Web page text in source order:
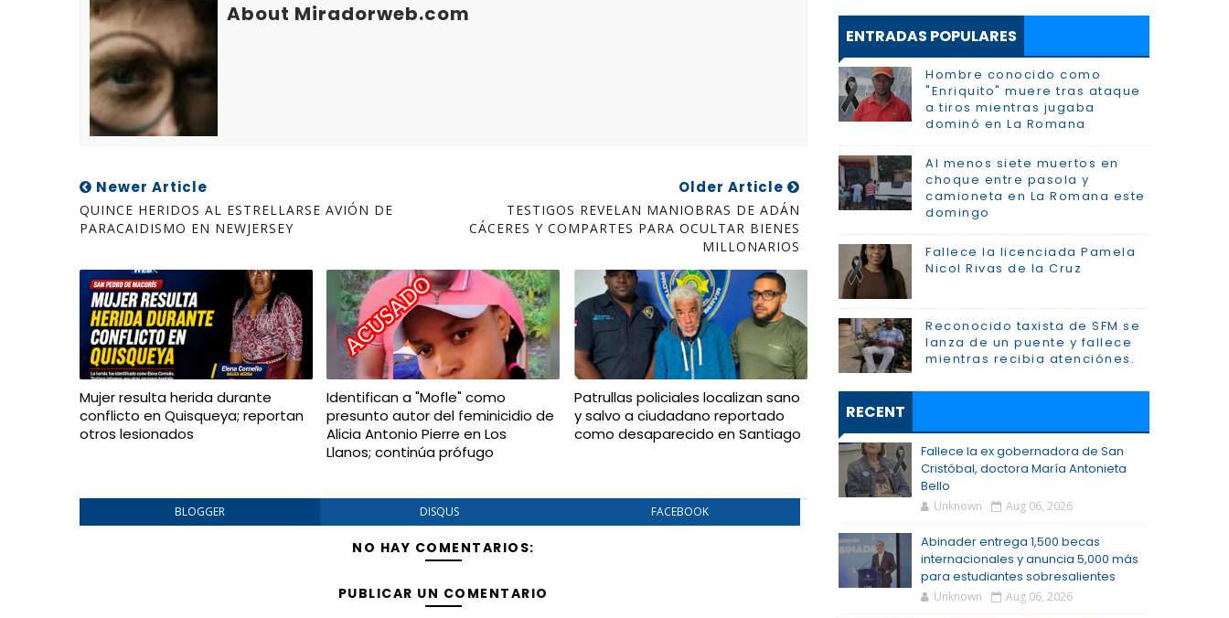
About Miradorweb.com
Newer Article
QUINCE HERIDOS AL ESTRELLARSE AVIÓN DE
PARACAIDISMO EN NEWJERSEY
Older Article
TESTIGOS REVELAN MANIOBRAS DE ADÁN
CÁCERES Y COMPARTES PARA OCULTAR BIENES
MILLONARIOS
Mujer resulta herida durante
conflicto en Quisqueya; reportan
otros lesionados
Identifican a "Mofle" como
presunto autor del feminicidio de
Alicia Antonio Pierre en Los
Llanos; continúa prófugo
Patrullas policiales localizan sano
y salvo a ciudadano reportado
como desaparecido en Santiago
BLOGGER DISQUS FACEBOOK
NO HAY COMENTARIOS:
PUBLICAR UN COMENTARIO
ENTRADAS POPULARES
Hombre conocido como
"Enriquito" muere tras ataque
a tiros mientras jugaba
dominó en La Romana
Al menos siete muertos en
choque entre pasola y
camioneta en La Romana este
domingo
Fallece la licenciada Pamela
Nicol Rivas de la Cruz
Reconocido taxista de SFM se
lanza de un puente y fallece
mientras recibia atenciónes.
RECENT
Fallece la ex gobernadora de San
Cristóbal, doctora María Antonieta
Bello
Unknown Aug 06, 2026
Abinader entrega 1,500 becas
internacionales y anuncia 5,000 más
para estudiantes sobresalientes
Unknown Aug 06, 2026